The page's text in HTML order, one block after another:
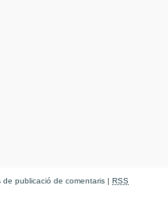
de publicació de comentaris | RSS